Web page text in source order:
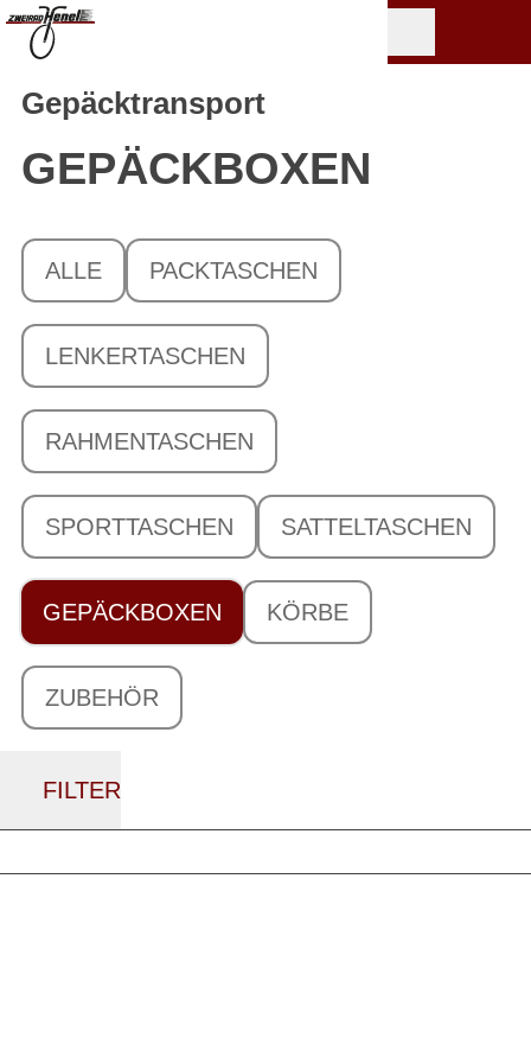
Gepäcktransport
GEPÄCKBOXEN
ALLE PACKTASCHEN
LENKERTASCHEN
RAHMENTASCHEN
SPORTTASCHEN SATTELTASCHEN
GEPÄCKBOXEN KÖRBE
ZUBEHÖR
FILTER